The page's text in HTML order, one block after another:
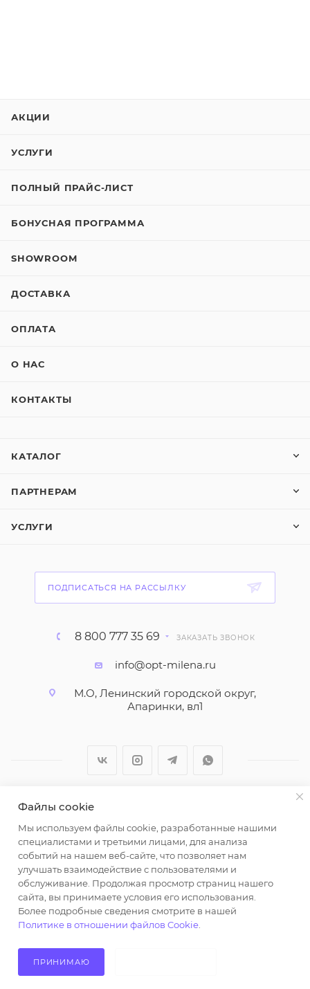
АКЦИИ
УСЛУГИ
ПОЛНЫЙ ПРАЙС-ЛИСТ
БОНУСНАЯ ПРОГРАММА
SHOWROOM
ДОСТАВКА
ОПЛАТА
О НАС
КОНТАКТЫ
КАТАЛОГ
ПАРТНЕРАМ
УСЛУГИ
ПОДПИСАТЬСЯ НА РАССЫЛКУ
8 800 777 35 69 ЗАКАЗАТЬ ЗВОНОК
info@opt-milena.ru
М.О, Ленинский городской округ,
Апаринки, вл1
2026 © ООО "Вайт Текстиль групп"
Любая информация на сайте носит справочный
характер и не является публичной офертой
определяемой положениями пункта 2 статьи 437
Гражданского кодекса Российской Федерации.
Использование любых материалов, опубликованных
на https://opt-milena.ru, допустимо только при
наличии письменного разрешения редакции и
активной ссылки на https://opt-milena.ru
Файлы cookie
Мы используем файлы cookie, разработанные нашими
специалистами и третьими лицами, для анализа
событий на нашем веб-сайте, что позволяет нам
улучшать взаимодействие с пользователями и
обслуживание. Продолжая просмотр страниц нашего
сайта, вы принимаете условия его использования.
Более подробные сведения смотрите в нашей
Политике в отношении файлов Cookie
ПРИНИМАЮ